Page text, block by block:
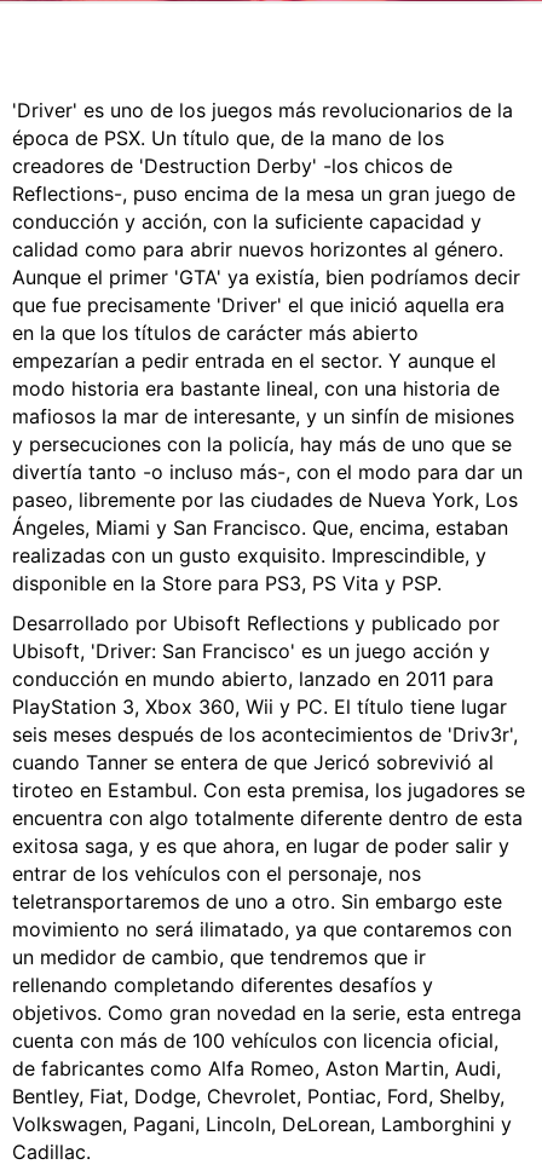
'Driver' es uno de los juegos más revolucionarios de la
época de PSX. Un título que, de la mano de los
creadores de 'Destruction Derby' -los chicos de
Reflections-, puso encima de la mesa un gran juego de
conducción y acción, con la suficiente capacidad y
calidad como para abrir nuevos horizontes al género.
Aunque el primer 'GTA' ya existía, bien podríamos decir
que fue precisamente 'Driver' el que inició aquella era
en la que los títulos de carácter más abierto
empezarían a pedir entrada en el sector. Y aunque el
modo historia era bastante lineal, con una historia de
mafiosos la mar de interesante, y un sinfín de misiones
y persecuciones con la policía, hay más de uno que se
divertía tanto -o incluso más-, con el modo para dar un
paseo, libremente por las ciudades de Nueva York, Los
Ángeles, Miami y San Francisco. Que, encima, estaban
realizadas con un gusto exquisito. Imprescindible, y
disponible en la Store para PS3, PS Vita y PSP.
Desarrollado por Ubisoft Reflections y publicado por
Ubisoft, 'Driver: San Francisco' es un juego acción y
conducción en mundo abierto, lanzado en 2011 para
PlayStation 3, Xbox 360, Wii y PC. El título tiene lugar
seis meses después de los acontecimientos de 'Driv3r',
cuando Tanner se entera de que Jericó sobrevivió al
tiroteo en Estambul. Con esta premisa, los jugadores se
encuentra con algo totalmente diferente dentro de esta
exitosa saga, y es que ahora, en lugar de poder salir y
entrar de los vehículos con el personaje, nos
teletransportaremos de uno a otro. Sin embargo este
movimiento no será ilimatado, ya que contaremos con
un medidor de cambio, que tendremos que ir
rellenando completando diferentes desafíos y
objetivos. Como gran novedad en la serie, esta entrega
cuenta con más de 100 vehículos con licencia oficial,
de fabricantes como Alfa Romeo, Aston Martin, Audi,
Bentley, Fiat, Dodge, Chevrolet, Pontiac, Ford, Shelby,
Volkswagen, Pagani, Lincoln, DeLorean, Lamborghini y
Cadillac.